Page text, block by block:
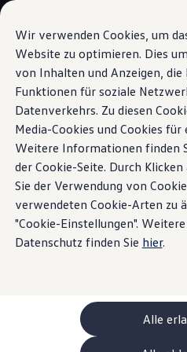
Wir verwenden Cookies, um
Website zu optimieren. Dies
von Inhalten und Anzeigen,
Funktionen für soziale
Datenverkehrs. Zu diesen
Media-Cookies und Cookies
Weitere Informationen finden
der Cookie-Seite. Durch
Sie der Verwendung von
verwendeten Cookie-Arten zu
"Cookie-Einstellungen".
Datenschutz finden Sie hier.
Alle
Passer
au
contenu
principal
Sauter
au
pied
de
page
Votre configuration
Modèles spéciaux
Conseil et achat
Offres actuelles
Clients
Véhicules en stock
Occasions
Financement
Calculateur de leasing
Électromobilité
Coûts et financement
Recharge et
Recharger à
Recharger en
Simulateur de
Simulateur
ChargeOn
Technologie et
Système d’assistance
Aperçu du
meilleure
Le système d’assistance pour
suivant est disponible pour les